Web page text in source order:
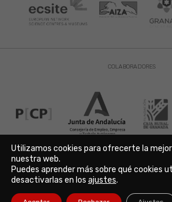
COLABORADORES
Aviso Legal | Política de Privacidad |
Copyright © 2021. Parque de las Ciencias.
18006 Granada. España. Telf.: 958 131
Utilizamos cookies para ofrecerte la
nuestra web.
Puedes aprender más sobre qué cookies
desactivarlas en los ajustes.